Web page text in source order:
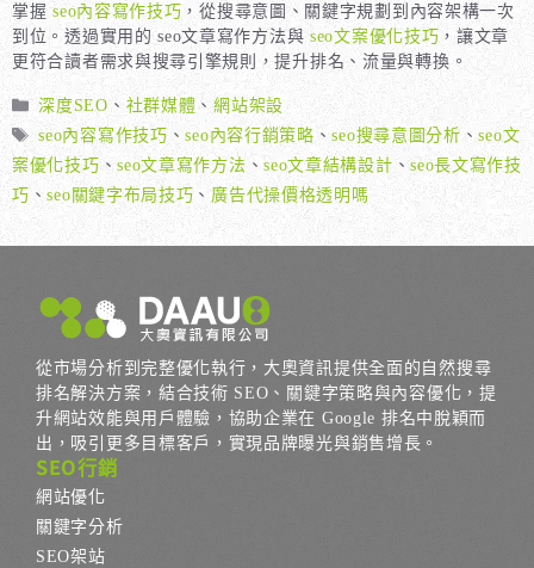
掌握seo內容寫作技巧 ，從搜尋意圖、關鍵字規劃到內容架構一次
到位。透過實用的 seo文章寫作方法與 seo文案優化技巧 ，讓文章
更符合讀者需求與搜尋引擎規則，提升排名、流量與轉換。
分
類
深度SEO、 社群媒體 、網站架設
標
籤
seo內容寫作技巧 、seo內容行銷策略 、seo搜尋意圖分析 、seo文
案優化技巧 、seo文章寫作方法 、seo文章結構設計 、seo長文寫作技
巧 、seo關鍵字布局技巧 、 廣告代操價格透明嗎
從市場分析到完整優化執行，大奧資訊提供全面的自然搜尋
排名解決方案，結合技術 SEO、關鍵字策略與內容優化，提
升網站效能與用戶體驗，協助企業在 Google 排名中脫穎而
出，吸引更多目標客戶，實現品牌曝光與銷售增長。
SEO行銷
網站優化
關鍵字分析
SEO架站